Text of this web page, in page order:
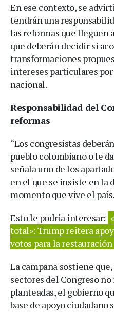
En ese contexto, se
tendrán una
las reformas que lleguen
que deberán decidir si
transformaciones
intereses particulares
nacional.
Responsabilidad del
reformas
“Los congresistas
pueblo colombiano o le
señala uno de los
en el que se insiste en
momento que vive el país.
Esto le podría interesar:
total»: Trump reitera
votos para la
La campaña sostiene
sectores del Congreso
planteadas, el gobierno
base de apoyo